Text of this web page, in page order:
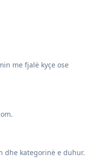
me fjalë kyçe ose
dhe kategorinë e duhur.